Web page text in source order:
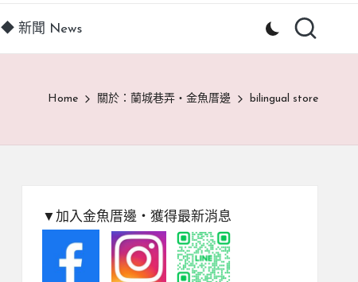
◆ 新聞 News
Home 關於：蘭城巷弄‧金魚厝邊 bilingual store
▼加入金魚厝邊‧獲得最新消息